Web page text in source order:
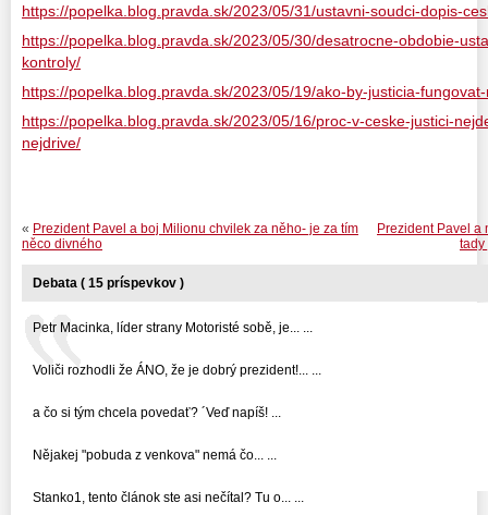
https://popelka.blog.pravda.sk/2023/05/31/ustavni-soudci-dopis-
https://popelka.blog.pravda.sk/2023/05/30/desatrocne-obdobie-
kontroly/
https://popelka.blog.pravda.sk/2023/05/19/ako-by-justicia-
https://popelka.blog.pravda.sk/2023/05/16/proc-v-ceske-justici-
nejdrive/
Prezident Pavel a
tady
« Prezident Pavel a boj Milionu chvilek za něho- je za tím
něco divného
Debata ( 15 príspevkov )
Petr Macinka, líder strany Motoristé sobě, je... ...
Voliči rozhodli že ÁNO, že je dobrý prezident!... ...
a čo si tým chcela povedať? ´Veď napíš! ...
Nějakej "pobuda z venkova" nemá čo... ...
Stanko1, tento článok ste asi nečítal? Tu o... ...